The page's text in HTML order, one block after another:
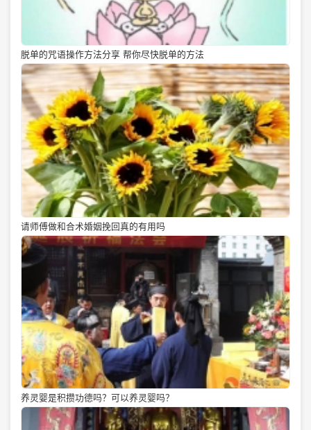
脱单的咒语操作方法分享 帮你尽快脱单的方法
请师傅做和合术婚姻挽回真的有用吗
养灵婴是积攒功德吗？可以养灵婴吗？